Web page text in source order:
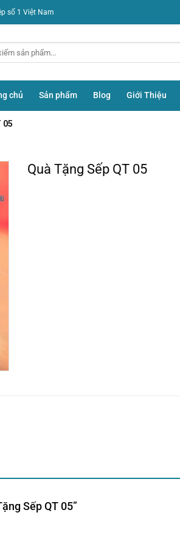
số 1 Việt Nam
chủ Sản phẩm Blog Giới Thiệu
05
Quà Tặng Sếp QT 05
Sếp QT 05”